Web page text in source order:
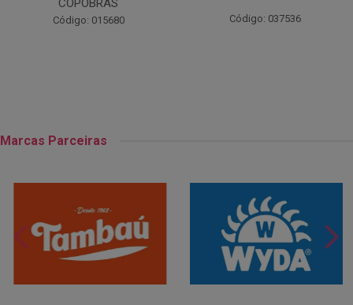
Código: 037536 Código: 001124
Marcas Parceiras